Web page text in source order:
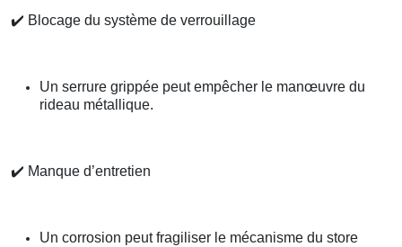
✔️ Blocage du système de verrouillage
Un serrure grippée peut empêcher le manœuvre du
rideau métallique.
✔️ Manque d’entretien
Un corrosion peut fragiliser le mécanisme du store